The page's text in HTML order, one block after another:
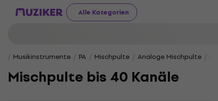
Alle Kategorien
Musikinstrumente PA Mischpulte Ana­lo­ge Misch­pul­te
Mischpulte bis 40 Kanäle